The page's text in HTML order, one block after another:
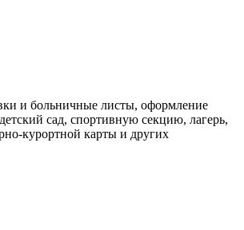
и больничные листы, оформление
сад, спортивную секцию, лагерь,
курортной карты и других